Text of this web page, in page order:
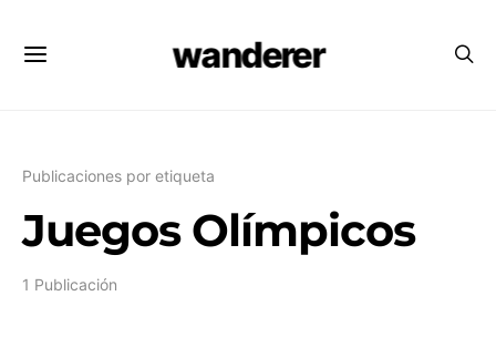
wanderer
Publicaciones por etiqueta
Juegos Olímpicos
1 Publicación